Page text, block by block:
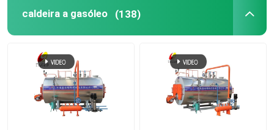
Fornalha do ar quente
reator alinhado de vidro
Aparelhos auxiliares de caldeiras
caldeira a gasóleo (138)